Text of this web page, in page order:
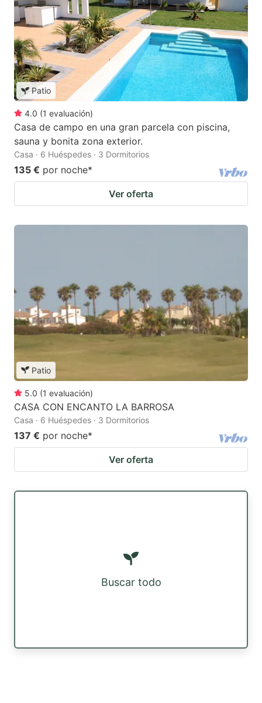
Patio
4.0 (1 evaluación)
Casa de campo en una gran parcela con piscina,
sauna y bonita zona exterior.
Casa · 6 Huéspedes · 3 Dormitorios
135 € por noche*
Ver oferta
Patio
5.0 (1 evaluación)
CASA CON ENCANTO LA BARROSA
Casa · 6 Huéspedes · 3 Dormitorios
137 € por noche*
Ver oferta
Buscar todo